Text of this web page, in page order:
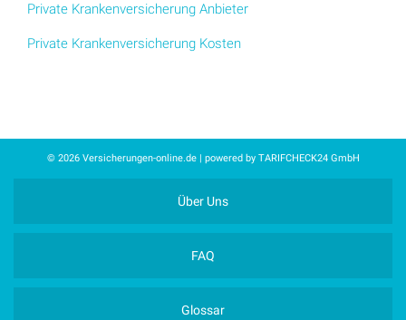
Private Krankenversicherung Anbieter
Private Krankenversicherung Kosten
© 2026 Versicherungen-online.de | powered by TARIFCHECK24 GmbH
Über Uns
FAQ
Glossar